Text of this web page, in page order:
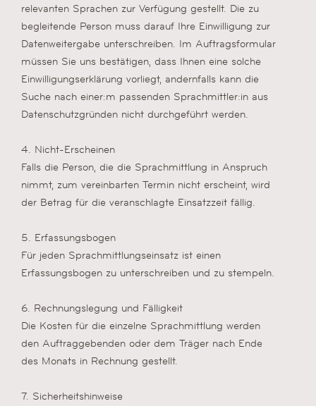
relevanten Sprachen zur Verfügung gestellt. Die zu
begleitende Person muss darauf Ihre Einwilligung zur
Datenweitergabe unterschreiben. Im Auftragsformular
müssen Sie uns bestätigen, dass Ihnen eine solche
Einwilligungserklärung vorliegt, andernfalls kann die
Suche nach einer:m passenden Sprachmittler:in aus
Datenschutzgründen nicht durchgeführt werden.
4. Nicht-Erscheinen
Falls die Person, die die Sprachmittlung in Anspruch
nimmt, zum vereinbarten Termin nicht erscheint, wird
der Betrag für die veranschlagte Einsatzzeit fällig.
5. Erfassungsbogen
Für jeden Sprachmittlungseinsatz ist einen
Erfassungsbogen zu unterschreiben und zu stempeln.
6. Rechnungslegung und Fälligkeit
Die Kosten für die einzelne Sprachmittlung werden
den Auftraggebenden oder dem Träger nach Ende
des Monats in Rechnung gestellt.
7. Sicherheitshinweise